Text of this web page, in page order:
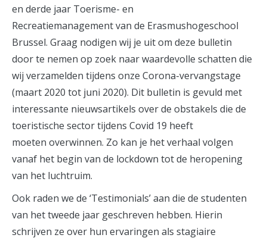
en derde jaar Toerisme- en
Recreatiemanagement van de Erasmushogeschool
Brussel. Graag nodigen wij je uit om deze bulletin
door te nemen op zoek naar waardevolle schatten die
wij verzamelden tijdens onze Corona-vervangstage
(maart 2020 tot juni 2020). Dit bulletin is gevuld met
interessante nieuwsartikels over de obstakels die de
toeristische sector tijdens Covid 19 heeft
moeten overwinnen. Zo kan je het verhaal volgen
vanaf het begin van de lockdown tot de heropening
van het luchtruim.
Ook raden we de ‘Testimonials’ aan die de studenten
van het tweede jaar geschreven hebben. Hierin
schrijven ze over hun ervaringen als stagiaire